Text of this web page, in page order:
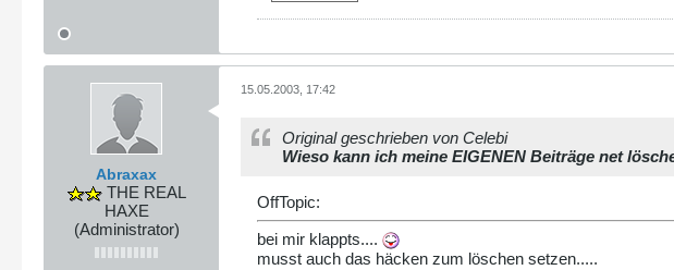
Abraxax
THE REAL
HAXE
(Administrator)
15.05.2003, 17:42
Original geschrieben von Celebi
Wieso kann ich meine EIGENEN Beiträge net
OffTopic:
bei mir klappts....
musst auch das häcken zum löschen setzen.....